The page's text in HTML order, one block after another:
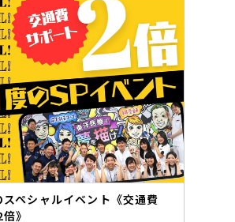
ペシャルイベント《交通費
》